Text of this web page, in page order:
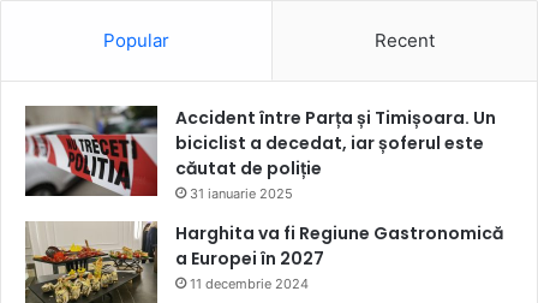
Popular Recent
Accident între Parța și Timișoara. Un
biciclist a decedat, iar șoferul este
căutat de poliție
31 ianuarie 2025
Harghita va fi Regiune Gastronomică
a Europei în 2027
11 decembrie 2024